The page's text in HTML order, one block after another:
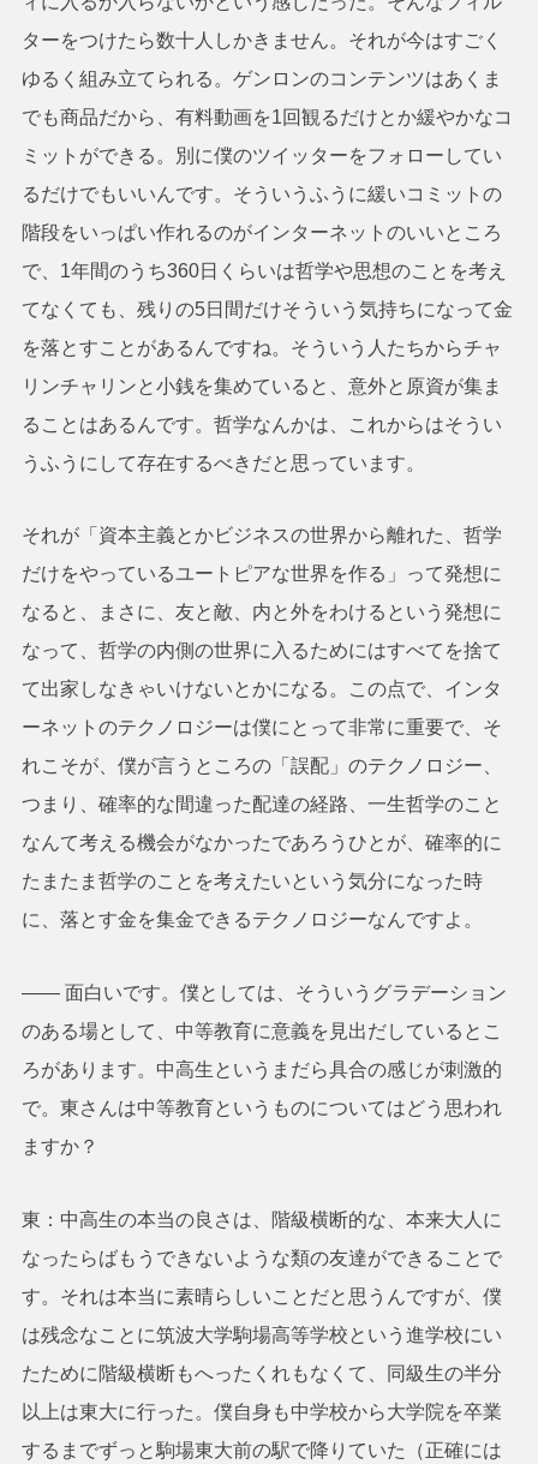
ターをつけたら数十人しかきません。それが今はすごく
ゆるく組み立てられる。ゲンロンのコンテンツはあくま
でも商品だから、有料動画を1回観るだけとか緩やかなコ
ミットができる。別に僕のツイッターをフォローしてい
るだけでもいいんです。そういうふうに緩いコミットの
階段をいっぱい作れるのがインターネットのいいところ
で、1年間のうち360日くらいは哲学や思想のことを考え
てなくても、残りの5日間だけそういう気持ちになって金
を落とすことがあるんですね。そういう人たちからチャ
リンチャリンと小銭を集めていると、意外と原資が集ま
ることはあるんです。哲学なんかは、これからはそうい
うふうにして存在するべきだと思っています。
それが「資本主義とかビジネスの世界から離れた、哲学
だけをやっているユートピアな世界を作る」って発想に
なると、まさに、友と敵、内と外をわけるという発想に
なって、哲学の内側の世界に入るためにはすべてを捨て
て出家しなきゃいけないとかになる。この点で、インタ
ーネットのテクノロジーは僕にとって非常に重要で、そ
れこそが、僕が言うところの「誤配」のテクノロジー、
つまり、確率的な間違った配達の経路、一生哲学のこと
なんて考える機会がなかったであろうひとが、確率的に
たまたま哲学のことを考えたいという気分になった時
に、落とす金を集金できるテクノロジーなんですよ。
―― 面白いです。僕としては、そういうグラデーション
のある場として、中等教育に意義を見出だしているとこ
ろがあります。中高生というまだら具合の感じが刺激的
で。東さんは中等教育というものについてはどう思われ
ますか？
東：中高生の本当の良さは、階級横断的な、本来大人に
なったらばもうできないような類の友達ができることで
す。それは本当に素晴らしいことだと思うんですが、僕
は残念なことに筑波大学駒場高等学校という進学校にい
たために階級横断もへったくれもなくて、同級生の半分
以上は東大に行った。僕自身も中学校から大学院を卒業
するまでずっと駒場東大前の駅で降りていた（正確には